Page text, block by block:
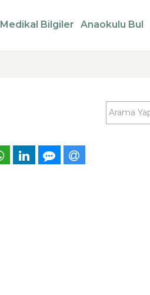
Medikal Bilgiler Anaokulu Bul